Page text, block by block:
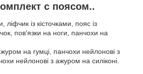
с поясом..
ліфчик із кісточками, пояс із
пов'язки на ноги, панчохи на
на гумці, панчохи нейлонові з
нейлонові з ажуром на силіконі.